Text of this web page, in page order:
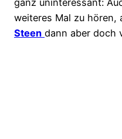
weiteres Mal zu hören,
Steen dann aber doch